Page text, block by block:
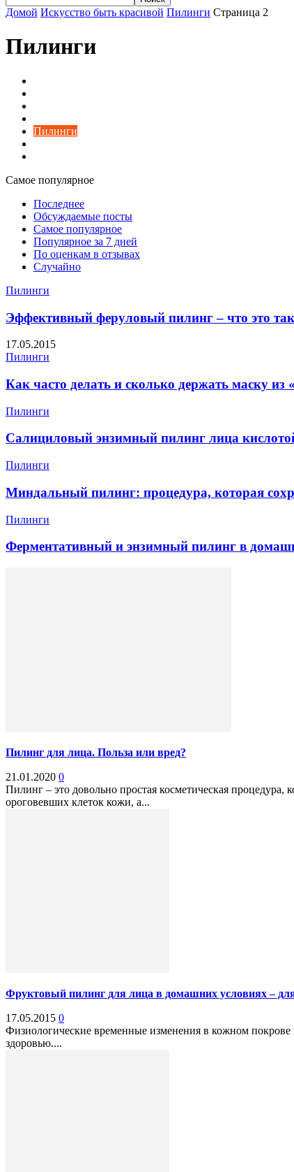
Домой Искусство быть красивой Пилинги Страница 2
Пилинги
Пилинги
Самое популярное
Последнее
Обсуждаемые посты
Самое популярное
Популярное за 7 дней
По оценкам в отзывах
Случайно
Пилинги
Эффективный феруловый пилинг – что это
17.05.2015
Пилинги
Как часто делать и сколько держать маску из
Пилинги
Салициловый энзимный пилинг лица
Пилинги
Миндальный пилинг: процедура, которая
Пилинги
Ферментативный и энзимный пилинг в
Пилинг для лица. Польза или вред?
21.01.2020 0
Пилинг – это довольно простая косметическая
ороговевших клеток кожи, а...
Фруктовый пилинг для лица в домашних условиях –
17.05.2015 0
Физиологические временные изменения в кожном покрове
здоровью....